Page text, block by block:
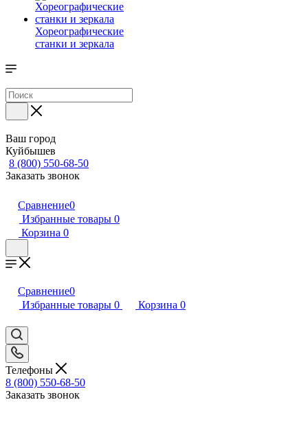
Хореографические
станки и зеркала
Ваш город
Куйбышев
8 (800) 550-68-50
Заказать звонок
Сравнение0
Избранные товары 0
Корзина 0
Сравнение0
Избранные товары 0 Корзина 0
Телефоны
8 (800) 550-68-50
Заказать звонок